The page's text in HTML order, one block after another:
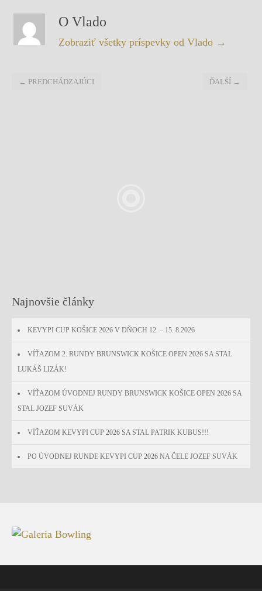
O Vlado
Zobraziť všetky príspevky od Vlado →
← PREDCHÁDZAJÚCI ĎALŠÍ →
Najnovšie články
KEVYPI CUP KOŠICE 2026 V DŇOCH 12. – 15. 8.2026
VÍŤAZOM 2. RUNDY BRUNSWICK KOŠICE OPEN 2026 SA STAL
LUKÁŠ LIZÁK!
VÍŤAZOM ÚVODNEJ RUNDY BRUNSWICK KOŠICE OPEN 2026 SA
STAL JOZEF SUVÁK
VÍŤAZOM KEVYPI CUP 2026 SA STAL PATRIK KUBUS!!!
PO ÚVODNEJ RUNDE KEVYPI CUP 2026 NA ČELE JOZEF SUVÁK